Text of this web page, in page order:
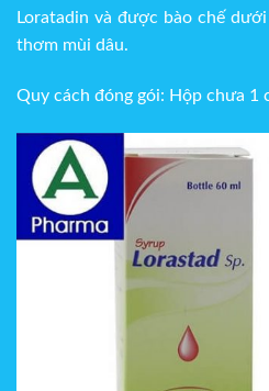
Loratadin và được bào chế
thơm mùi dâu.
Quy cách đóng gói: Hộp chưa 1